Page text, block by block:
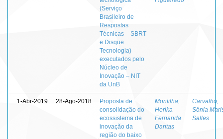
(Serviço
Brasileiro de
Respostas
Técnicas – SBRT
e Disque
Tecnologia)
executados pelo
Núcleo de
Inovação – NIT
da UnB
1-Abr-2019 28-Ago-2018
Proposta de
consolidação do
ecossistema de
inovação da
região do baixo
Montilha,
Herika
Fernanda
Dantas
Carvalho,
Sônia
Salles